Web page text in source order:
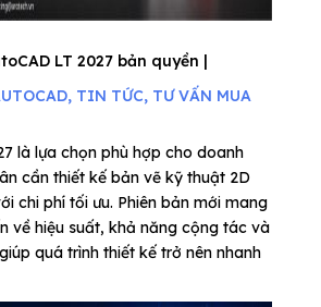
LT 2027 bản quyền |
, TIN TỨC, TƯ VẤN MUA
là lựa chọn phù hợp cho doanh
cần thiết kế bản vẽ kỹ thuật 2D
chi phí tối ưu. Phiên bản mới mang
về hiệu suất, khả năng cộng tác và
quá trình thiết kế trở nên nhanh